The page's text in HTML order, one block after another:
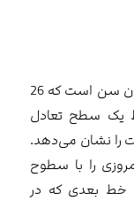
سنکو اسپان A میانگین تنکان سن و کیجون سن است که 26
یک سطح تعادل
را نشان می‌دهد.
را با سطوح
خط بعدی که در